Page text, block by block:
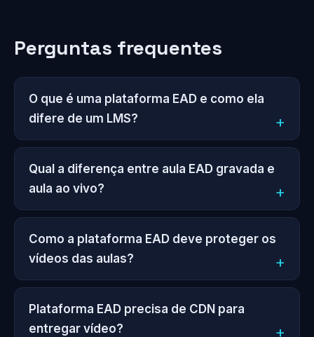
Perguntas frequentes
O que é uma plataforma EAD e como ela
difere de um LMS?
Qual a diferença entre aula EAD gravada e
aula ao vivo?
Como a plataforma EAD deve proteger os
vídeos das aulas?
Plataforma EAD precisa de CDN para
entregar vídeo?